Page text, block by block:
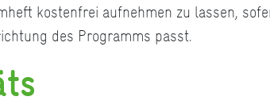
kostenfrei aufnehmen zu lassen,
des Programms passt.